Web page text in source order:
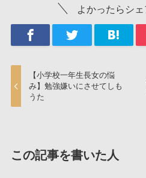
よかったらシェ
【小学校一年生長女の悩
み】勉強嫌いにさせてしも
うた
この記事を書いた人